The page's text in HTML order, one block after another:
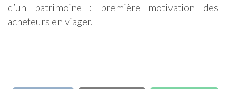
d’un patrimoine : première motivation des
acheteurs en viager.